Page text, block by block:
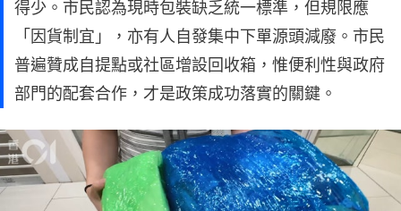
得少。市民認為現時包裝缺乏統一標準，但規限應
「因貨制宜」，亦有人自發集中下單源頭減廢。市民
普遍贊成自提點或社區增設回收箱，惟便利性與政府
部門的配套合作，才是政策成功落實的關鍵。